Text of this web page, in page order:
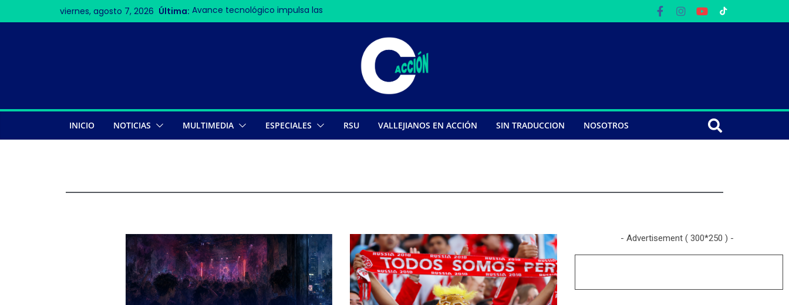
viernes, agosto 7, 2026 Última: Avance tecnológico impulsa las
redes 6G
INICIO NOTICIAS MULTIMEDIA ESPECIALES RSU VALLEJIANOS EN ACCIÓN SIN TRADUCCION NOSOTROS
- Advertisement ( 300*250 ) -